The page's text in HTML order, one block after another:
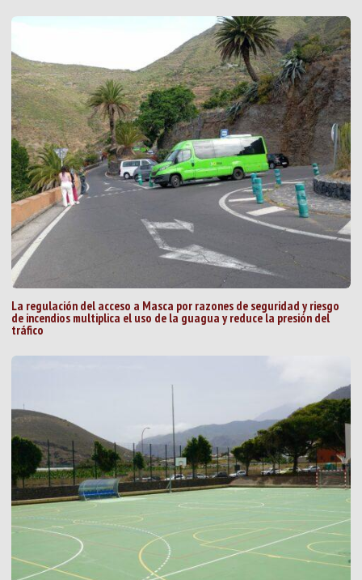
La regulación del acceso a Masca por razones de seguridad y riesgo
de incendios multiplica el uso de la guagua y reduce la presión del
tráfico